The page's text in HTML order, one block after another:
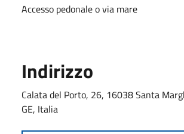
Accesso pedonale o via mare
Indirizzo
Calata del Porto, 26, 16038 Santa
GE, Italia